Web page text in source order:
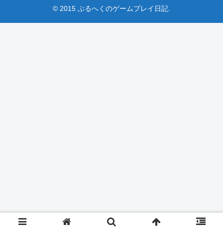
© 2015 ぶるへくのゲームプレイ日記.